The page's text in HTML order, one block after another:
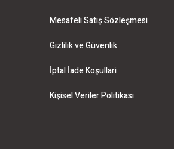
Mesafeli Satış Sözleşmesi
Gizlilik ve Güvenlik
İptal İade Koşullari
Kişisel Veriler Politikası